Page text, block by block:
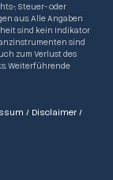
, Steuer- oder
aus. Alle Angaben
sind kein Indikator
sind
zum Verlust des
Weiterführende
/ Disclaimer /